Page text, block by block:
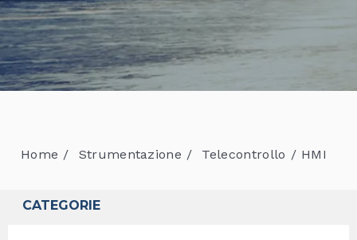
EUROTEC
BLOG
LAVORA CON NOI
Home Strumentazione Telecontrollo HMI
CATEGORIE